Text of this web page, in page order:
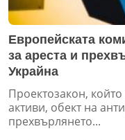
Европейската
за ареста и
Украйна
Проектозакон,
активи, обект на
прехвърлянето...